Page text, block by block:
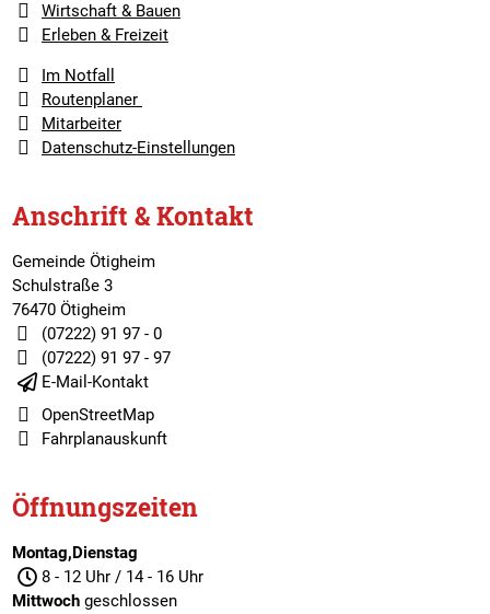
Wirtschaft & Bauen
Erleben & Freizeit
Im Notfall
Routenplaner
Mitarbeiter
Datenschutz-Einstellungen
Anschrift & Kontakt
Gemeinde Ötigheim
Schulstraße 3
76470 Ötigheim
(07222) 91 97 - 0
(07222) 91 97 - 97
E-Mail-Kontakt
OpenStreetMap
Fahrplanauskunft
Öffnungszeiten
Montag,Dienstag
8 - 12 Uhr / 14 - 16 Uhr
Mittwochgeschlossen